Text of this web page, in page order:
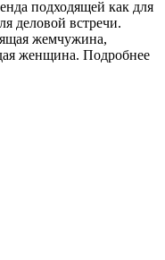
подходящей как для
деловой встречи.
жемчужина,
женщина. Подробнее